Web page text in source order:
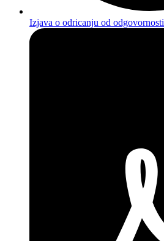
Izjava o odricanju od odgovornosti